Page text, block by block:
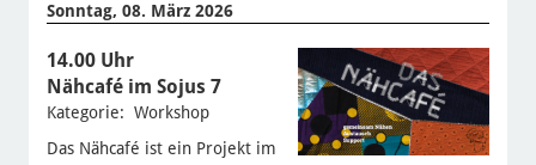
Sonntag, 08. März 2026
14.00 Uhr
Nähcafé im Sojus 7
Kategorie: Workshop
Das Nähcafé ist ein Projekt im